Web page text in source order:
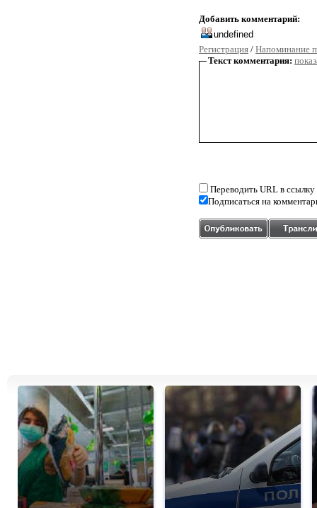
Добавить комментарий:
Регистрация / Напоминание
Текст комментария:
Переводить URL в ссылку
Подписаться на